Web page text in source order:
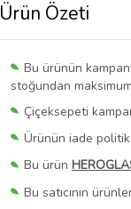
Ürün Özeti
Bu ürünün
stoğundan
Çiçeksepeti
Ürünün iade
Bu ürün
Bu satıcının